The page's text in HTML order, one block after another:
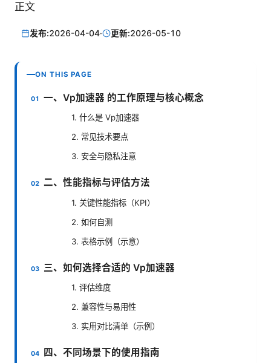
正文
发布:2026-04-04· 更新:2026-05-10
ON THIS PAGE
一、Vp加速器 的工作原理与核心概念
1. 什么是 Vp加速器
2. 常见技术要点
3. 安全与隐私注意
二、性能指标与评估方法
1. 关键性能指标（KPI）
2. 如何自测
3. 表格示例（示意）
三、如何选择合适的 Vp加速器
1. 评估维度
2. 兼容性与易用性
3. 实用对比清单（示例）
四、不同场景下的使用指南